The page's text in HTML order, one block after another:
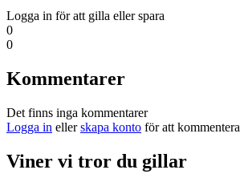
Logga in för att gilla eller spara
0
0
Kommentarer
Det finns inga kommentarer
Logga in ellerskapa konto för att kommentera
Viner vi tror du gillar